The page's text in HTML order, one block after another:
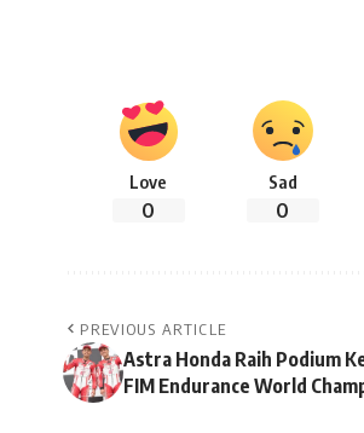
Love
0
Sad
0
PREVIOUS ARTICLE
Astra Honda Raih Podium
FIM Endurance World